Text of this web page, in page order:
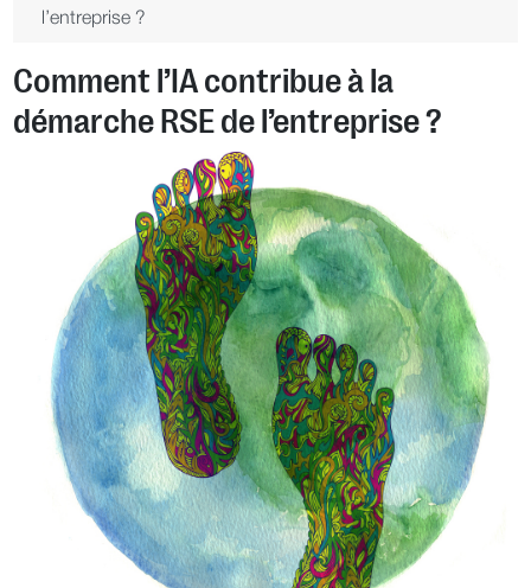
l’entreprise ?
Comment l’IA contribue à la
démarche RSE de l’entreprise ?